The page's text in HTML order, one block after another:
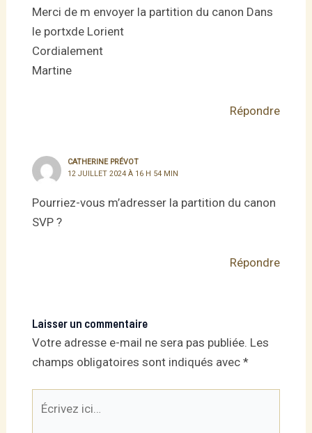
Merci de m envoyer la partition du canon Dans
le portxde Lorient
Cordialement
Martine
Répondre
CATHERINE PRÉVOT
12 JUILLET 2024 À 16 H 54 MIN
Pourriez-vous m’adresser la partition du canon
SVP ?
Répondre
Laisser un commentaire
Votre adresse e-mail ne sera pas publiée. Les
champs obligatoires sont indiqués avec *